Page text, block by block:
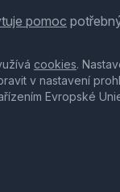
pomoc
cookies.
v nastavení
Evropské